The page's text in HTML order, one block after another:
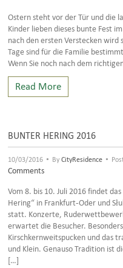
Ostern steht vor der Tür und die
Kinder lieben dieses bunte Fest
nach den ersten Verstecken wird
Tage sind für die Familie
Wenn Sie noch nach dem
Read More
BUNTER HERING 2016
10/03/2016 • ByCityResidence •
Comments
Vom 8. bis 10. Juli 2016 findet
Hering“ in Frankfurt-Oder und
statt. Konzerte,
erwartet die Besucher.
Kirschkernweitspucken und das
und Klein. Genauso Tradition ist
[…]